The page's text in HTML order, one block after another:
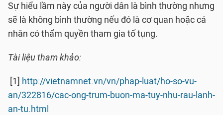
Sự hiểu lầm này của người dân là bình thường nhưng
sẽ là không bình thường nếu đó là cơ quan hoặc cá
nhân có thẩm quyền tham gia tố tụng.
Tài liệu tham khảo:
[1] http://vietnamnet.vn/vn/phap-luat/ho-so-vu-
an/322816/cac-ong-trum-buon-ma-tuy-nhu-rau-lanh-
an-tu.html